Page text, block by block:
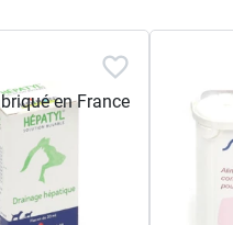
saveur appétente,
à l'alimentation de votre
ou directement dans
:
Flacon de 60
doseuse
stress de votre animal, nous